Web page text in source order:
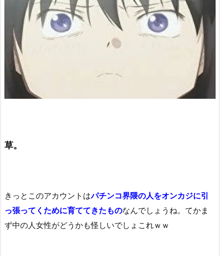
草。
きっとこのアカウントはパチンコ界隈の人をオンカジに引
っ張ってくために育ててきたものなんでしょうね。てかま
ず中の人女性がどうかも怪しいでしょこれｗｗ